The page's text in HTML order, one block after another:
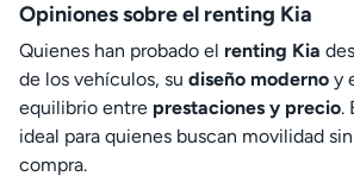
Opiniones sobre el renting Kia
Quienes han probado el renting Kia
de los vehículos, su diseño moderno y
equilibrio entre prestaciones y precio.
ideal para quienes buscan movilidad
compra.